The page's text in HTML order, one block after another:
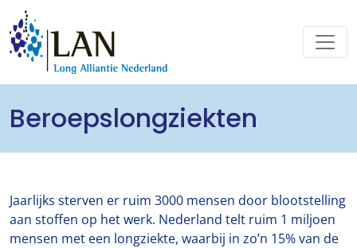
Beroepslongziekten
Jaarlijks sterven er ruim 3000 mensen door blootstelling
aan stoffen op het werk. Nederland telt ruim 1 miljoen
mensen met een longziekte, waarbij in zo’n 15% van de